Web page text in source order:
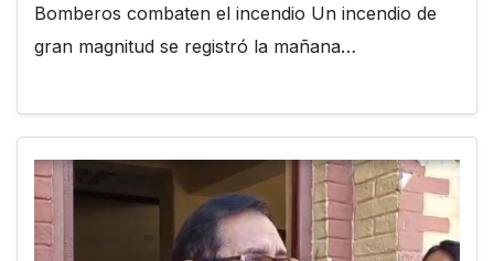
Bomberos combaten el incendio Un incendio de
gran magnitud se registró la mañana…